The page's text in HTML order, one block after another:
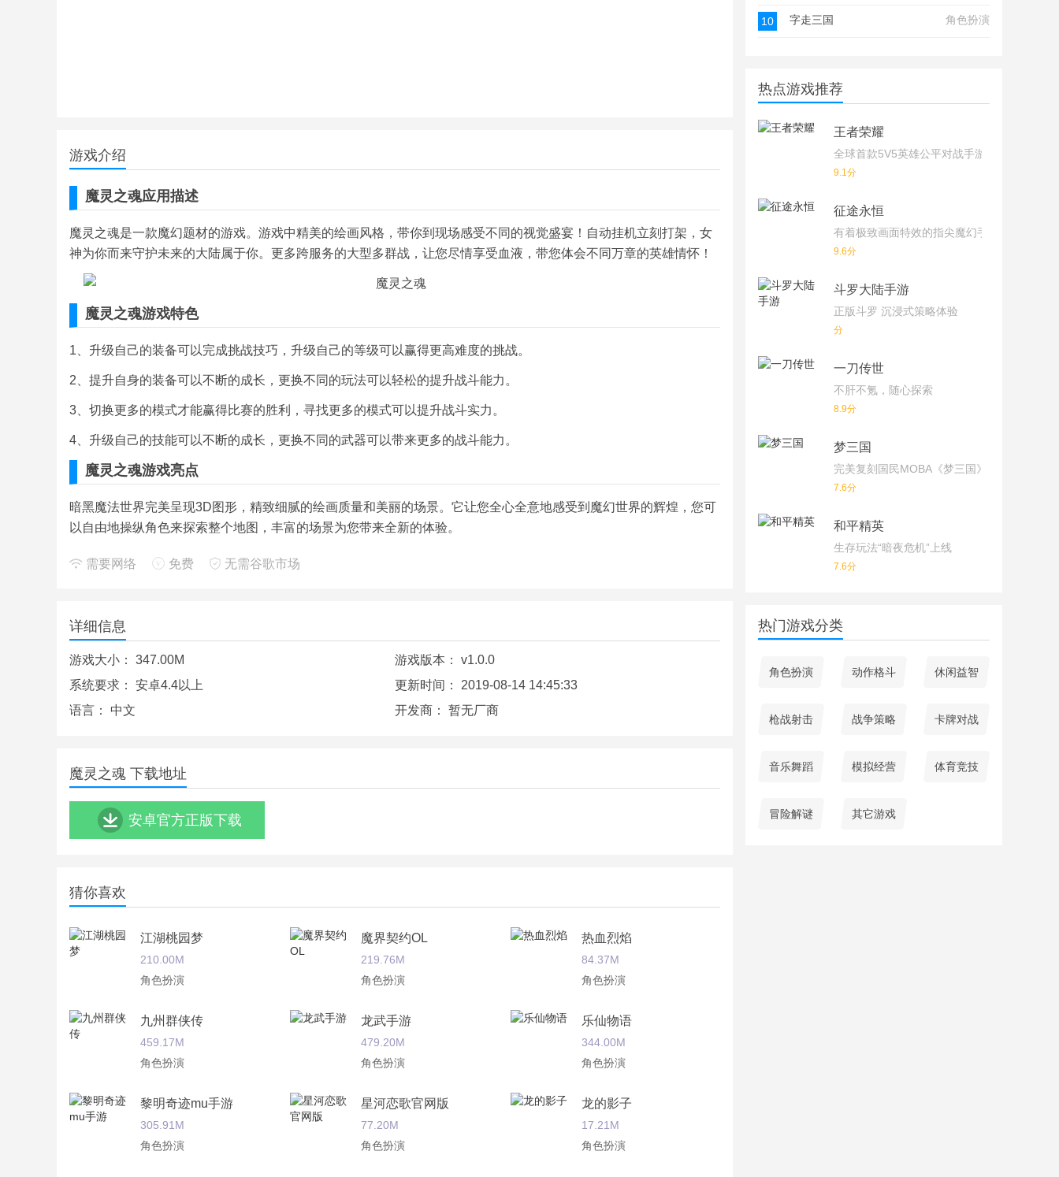
游戏介绍
魔灵之魂应用描述
魔灵之魂是一款魔幻题材的游戏。游戏中精美的绘画风格，带你到现场感受不同的视觉盛宴！自动挂机立刻打架，女
神为你而来守护未来的大陆属于你。更多跨服务的大型多群战，让您尽情享受血液，带您体会不同万章的英雄情怀！
魔灵之魂游戏特色
1、升级自己的装备可以完成挑战技巧，升级自己的等级可以赢得更高难度的挑战。
2、提升自身的装备可以不断的成长，更换不同的玩法可以轻松的提升战斗能力。
3、切换更多的模式才能赢得比赛的胜利，寻找更多的模式可以提升战斗实力。
4、升级自己的技能可以不断的成长，更换不同的武器可以带来更多的战斗能力。
魔灵之魂游戏亮点
暗黑魔法世界完美呈现3D图形，精致细腻的绘画质量和美丽的场景。它让您全心全意地感受到魔幻世界的辉煌，您可
以自由地操纵角色来探索整个地图，丰富的场景为您带来全新的体验。
需要网络 免费 无需谷歌市场
详细信息
游戏大小： 347.00M 游戏版本： v1.0.0
系统要求： 安卓4.4以上 更新时间： 2019-08-14 14:45:33
语言： 中文 开发商： 暂无厂商
魔灵之魂 下载地址
安卓官方正版下载
猜你喜欢
江湖桃园梦
210.00M
角色扮演
魔界契约OL
219.76M
角色扮演
热血烈焰
84.37M
角色扮演
九州群侠传
459.17M
角色扮演
龙武手游
479.20M
角色扮演
乐仙物语
344.00M
角色扮演
黎明奇迹mu手游
305.91M
角色扮演
星河恋歌官网版
77.20M
角色扮演
龙的影子
17.21M
角色扮演
10 字走三国 角色扮演
热点游戏推荐
王者荣耀
全球首款5V5英雄公平对战手游
9.1分
征途永恒
有着极致画面特效的指尖魔幻手游
9.6分
斗罗大陆手游
正版斗罗 沉浸式策略体验
分
一刀传世
不肝不氪，随心探索
8.9分
梦三国
完美复刻国民MOBA《梦三国》端游！
7.6分
和平精英
生存玩法“暗夜危机”上线
7.6分
热门游戏分类
角色扮演 动作格斗 休闲益智
枪战射击 战争策略 卡牌对战
音乐舞蹈 模拟经营 体育竞技
冒险解谜 其它游戏